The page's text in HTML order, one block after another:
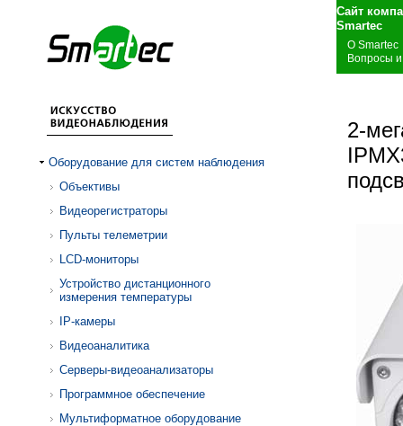
Сайт
О Smartec
Вопросы
Оборудование для систем наблюдения
Объективы
Видеорегистраторы
Пульты телеметрии
LCD-мониторы
Устройство дистанционного
измерения температуры
IP-камеры
Видеоаналитика
Серверы-видеоанализаторы
Программное обеспечение
Мультиформатное оборудование
2-